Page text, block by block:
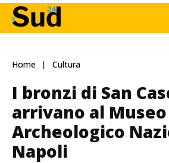
Home Cultura
I bronzi di San
arrivano al Museo
Archeologico
Napoli